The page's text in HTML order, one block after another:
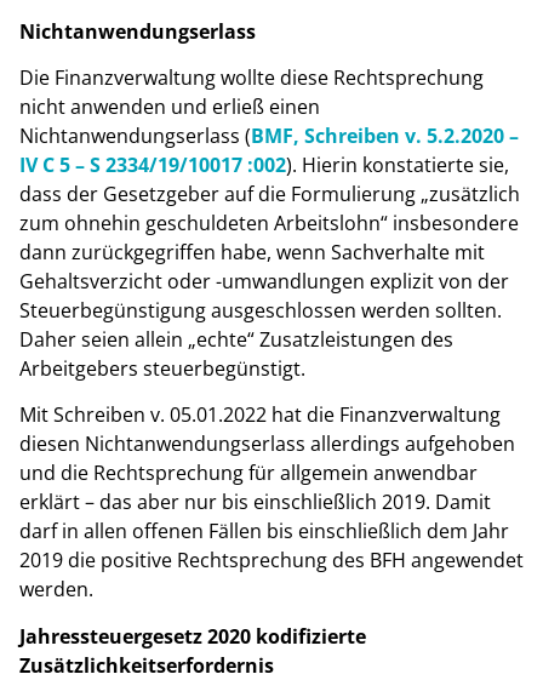
Nichtanwendungserlass
Die Finanzverwaltung wollte diese Rechtsprechung
nicht anwenden und erließ einen
Nichtanwendungserlass (BMF, Schreiben v. 5.2.2020 –
IV C 5 – S 2334/19/10017 :002). Hierin konstatierte sie,
dass der Gesetzgeber auf die Formulierung „zusätzlich
zum ohnehin geschuldeten Arbeitslohn“ insbesondere
dann zurückgegriffen habe, wenn Sachverhalte mit
Gehaltsverzicht oder -umwandlungen explizit von der
Steuerbegünstigung ausgeschlossen werden sollten.
Daher seien allein „echte“ Zusatzleistungen des
Arbeitgebers steuerbegünstigt.
Mit Schreiben v. 05.01.2022 hat die Finanzverwaltung
diesen Nichtanwendungserlass allerdings aufgehoben
und die Rechtsprechung für allgemein anwendbar
erklärt – das aber nur bis einschließlich 2019. Damit
darf in allen offenen Fällen bis einschließlich dem Jahr
2019 die positive Rechtsprechung des BFH angewendet
werden.
Jahressteuergesetz 2020 kodifizierte
Zusätzlichkeitserfordernis